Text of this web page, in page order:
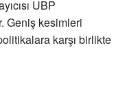
UBP
Geniş kesimleri
karşı birlikte